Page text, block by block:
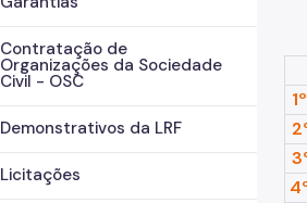
Contratação de
Organizações da Sociedade
Civil - OSC
Demonstrativos da LRF
Licitações